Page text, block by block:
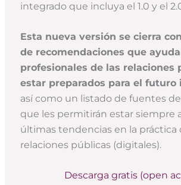
integrado que incluya el 1.0 y el
Esta nueva versión se cierra
de recomendaciones que
profesionales de las relaciones
estar preparados para el futuro
así como un listado de fuentes
que les permitirán estar siempre
últimas tendencias en la práctica
relaciones públicas (digitales).
Descarga gratis (open